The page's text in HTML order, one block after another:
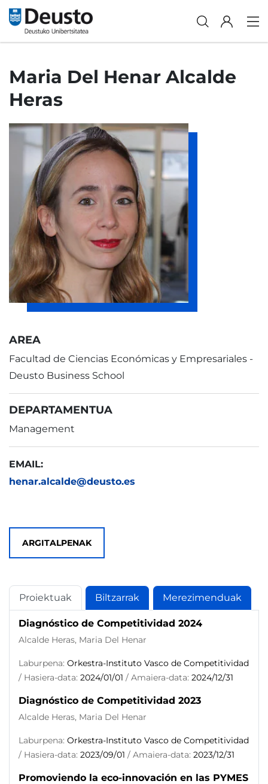
Maria Del Henar Alcalde
Heras
AREA
Facultad de Ciencias Económicas y Empresariales -
Deusto Business School
DEPARTAMENTUA
Management
EMAIL:
henar.alcalde@deusto.es
ARGITALPENAK
Proiektuak Biltzarrak Merezimenduak
Diagnóstico de Competitividad 2024
Alcalde Heras, Maria Del Henar
Laburpena: Orkestra-Instituto Vasco de Competitividad
/ Hasiera-data: 2024/01/01 / Amaiera-data: 2024/12/31
Diagnóstico de Competitividad 2023
Alcalde Heras, Maria Del Henar
Laburpena: Orkestra-Instituto Vasco de Competitividad
/ Hasiera-data: 2023/09/01 / Amaiera-data: 2023/12/31
Promoviendo la eco-innovación en las PYMES